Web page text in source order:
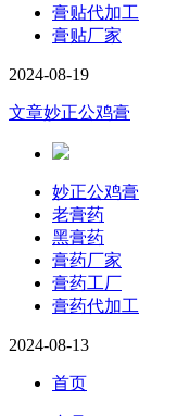
膏贴代加工
膏贴厂家
2024-08-19
文章妙正公鸡膏
妙正公鸡膏
老膏药
黑膏药
膏药厂家
膏药工厂
膏药代加工
2024-08-13
首页